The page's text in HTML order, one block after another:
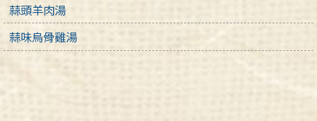
蒜頭羊肉湯
蒜味烏骨雞湯